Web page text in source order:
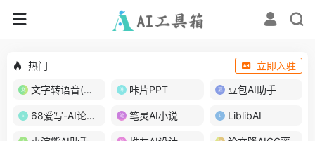
热门
立即入驻
文字转语音(琅琅配音)
咔片PPT 豆包AI助手
68爱写-AI论文写作 笔灵AI小说 LiblibAI